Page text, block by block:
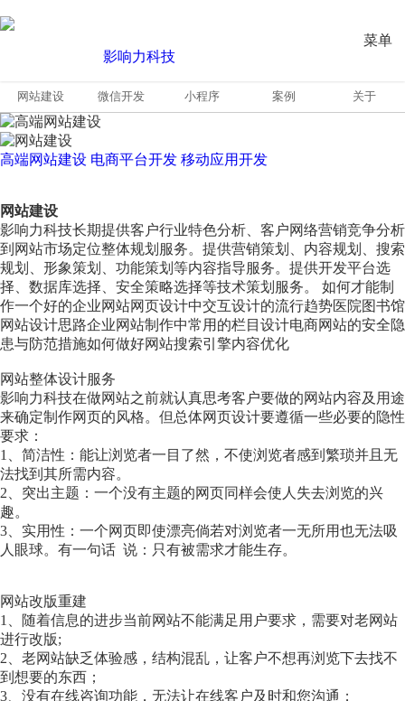
菜单
网站建设 微信开发 小程序 案例 关于
高端网站建设 电商平台开发 移动应用开发
网站建设
影响力科技长期提供客户行业特色分析、客户网络营销竞争分析
到网站市场定位整体规划服务。提供营销策划、内容规划、搜索
规划、形象策划、功能策划等内容指导服务。提供开发平台选
择、数据库选择、安全策略选择等技术策划服务。 如何才能制
作一个好的企业网站网页设计中交互设计的流行趋势医院图书馆
网站设计思路企业网站制作中常用的栏目设计电商网站的安全隐
患与防范措施如何做好网站搜索引擎内容优化
网站整体设计服务
影响力科技在做网站之前就认真思考客户要做的网站内容及用途
来确定制作网页的风格。但总体网页设计要遵循一些必要的隐性
要求：
1、简洁性：能让浏览者一目了然，不使浏览者感到繁琐并且无
法找到其所需内容。
2、突出主题：一个没有主题的网页同样会使人失去浏览的兴
趣。
3、实用性：一个网页即使漂亮倘若对浏览者一无所用也无法吸
人眼球。有一句话 说：只有被需求才能生存。
网站改版重建
1、随着信息的进步当前网站不能满足用户要求，需要对老网站
进行改版;
2、老网站缺乏体验感，结构混乱，让客户不想再浏览下去找不
到想要的东西；
3、没有在线咨询功能，无法让在线客户及时和您沟通；